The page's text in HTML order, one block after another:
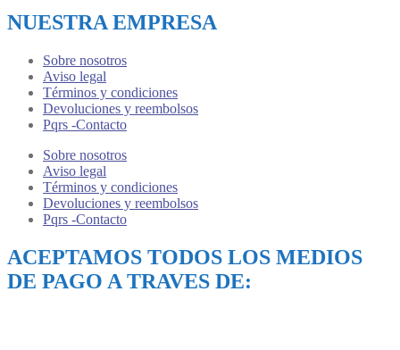
NUESTRA EMPRESA
Sobre nosotros
Aviso legal
Términos y condiciones
Devoluciones y reembolsos
Pqrs -Contacto
Sobre nosotros
Aviso legal
Términos y condiciones
Devoluciones y reembolsos
Pqrs -Contacto
ACEPTAMOS TODOS LOS MEDIOS
DE PAGO A TRAVES DE: